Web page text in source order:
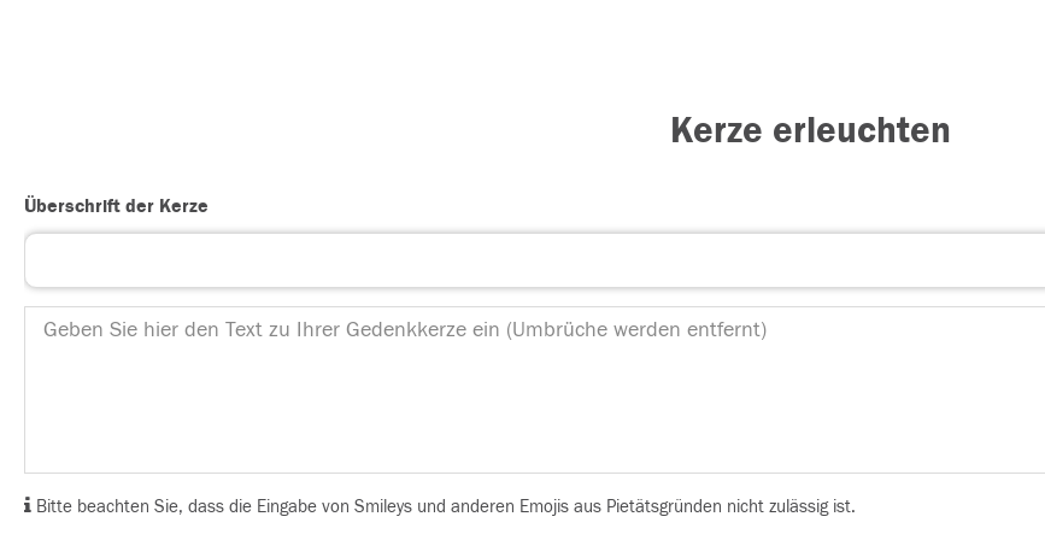
Kerze erleuchten
Überschrift der Kerze
Bitte beachten Sie, dass die Eingabe von Smileys und anderen Emojis aus Pietätsgründen nicht zulässig ist.